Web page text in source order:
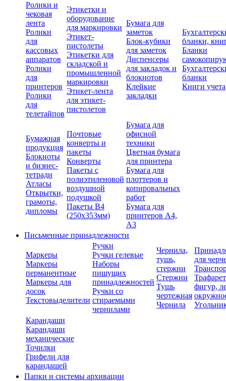
Ролики и
чековая
лента
Ролики
для
кассовых
аппаратов
Ролики
для
принтеров
Ролики
для
телетайпов
Этикетки и
оборудование
для маркировки
Этикет-
пистолеты
Этикетки для
складской и
промышленной
маркировки
Этикет-лента
для этикет-
пистолетов
Бумага для
заметок
Блок-кубики
для заметок
Диспенсеры
для закладок и
блокнотов
Клейкие
закладки
бланки,
Бланки
бланки
Книги учета
Бумажная
продукция
Блокноты
и бизнес-
тетради
Атласы
Открытки,
грамоты,
дипломы
Почтовые
конверты и
пакеты
Конверты
Пакеты с
полиэтиленовой
воздушной
подушкой
Пакеты В4
(250х353мм)
Бумага для
офисной
техники
Цветная бумага
для принтера
Бумага для
плоттеров и
копировальных
работ
Бумага для
принтеров А4,
А3
Письменные принадлежности
Маркеры
Маркеры
перманентные
Маркеры для
досок
Текстовыделители
Ручки
Ручки гелевые
Наборы
пишущих
принадлежностей
Ручки со
стираемыми
чернилами
Чернила,
тушь,
стержни
Стержни
Тушь
чертежная
Чернила
для
фигур,
Карандаши
Карандаши
механические
Точилки
Грифели для
карандашей
Папки и системы архивации